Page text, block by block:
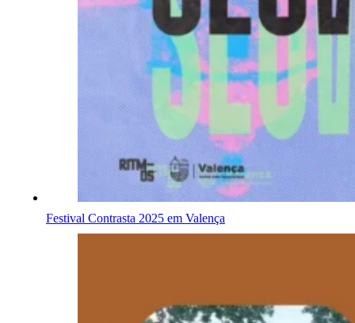
Festival Contrasta 2025 em Valença